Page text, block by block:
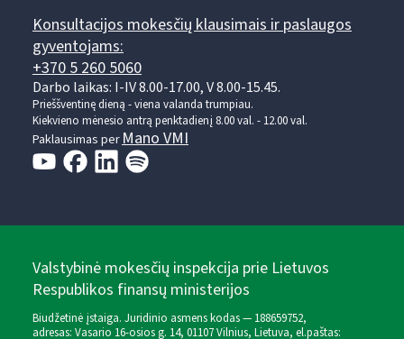
Konsultacijos mokesčių klausimais ir paslaugos
gyventojams:
+370 5 260 5060
Darbo laikas: I-IV 8.00-17.00, V 8.00-15.45.
Prieššventinę dieną - viena valanda trumpiau.
Kiekvieno mėnesio antrą penktadienį 8.00 val. - 12.00 val.
Paklausimas perMano VMI
Valstybinė mokesčių inspekcija prie Lietuvos
Respublikos finansų ministerijos
Biudžetinė įstaiga. Juridinio asmens kodas — 188659752,
adresas: Vasario 16-osios g. 14, 01107 Vilnius, Lietuva, el.paštas: